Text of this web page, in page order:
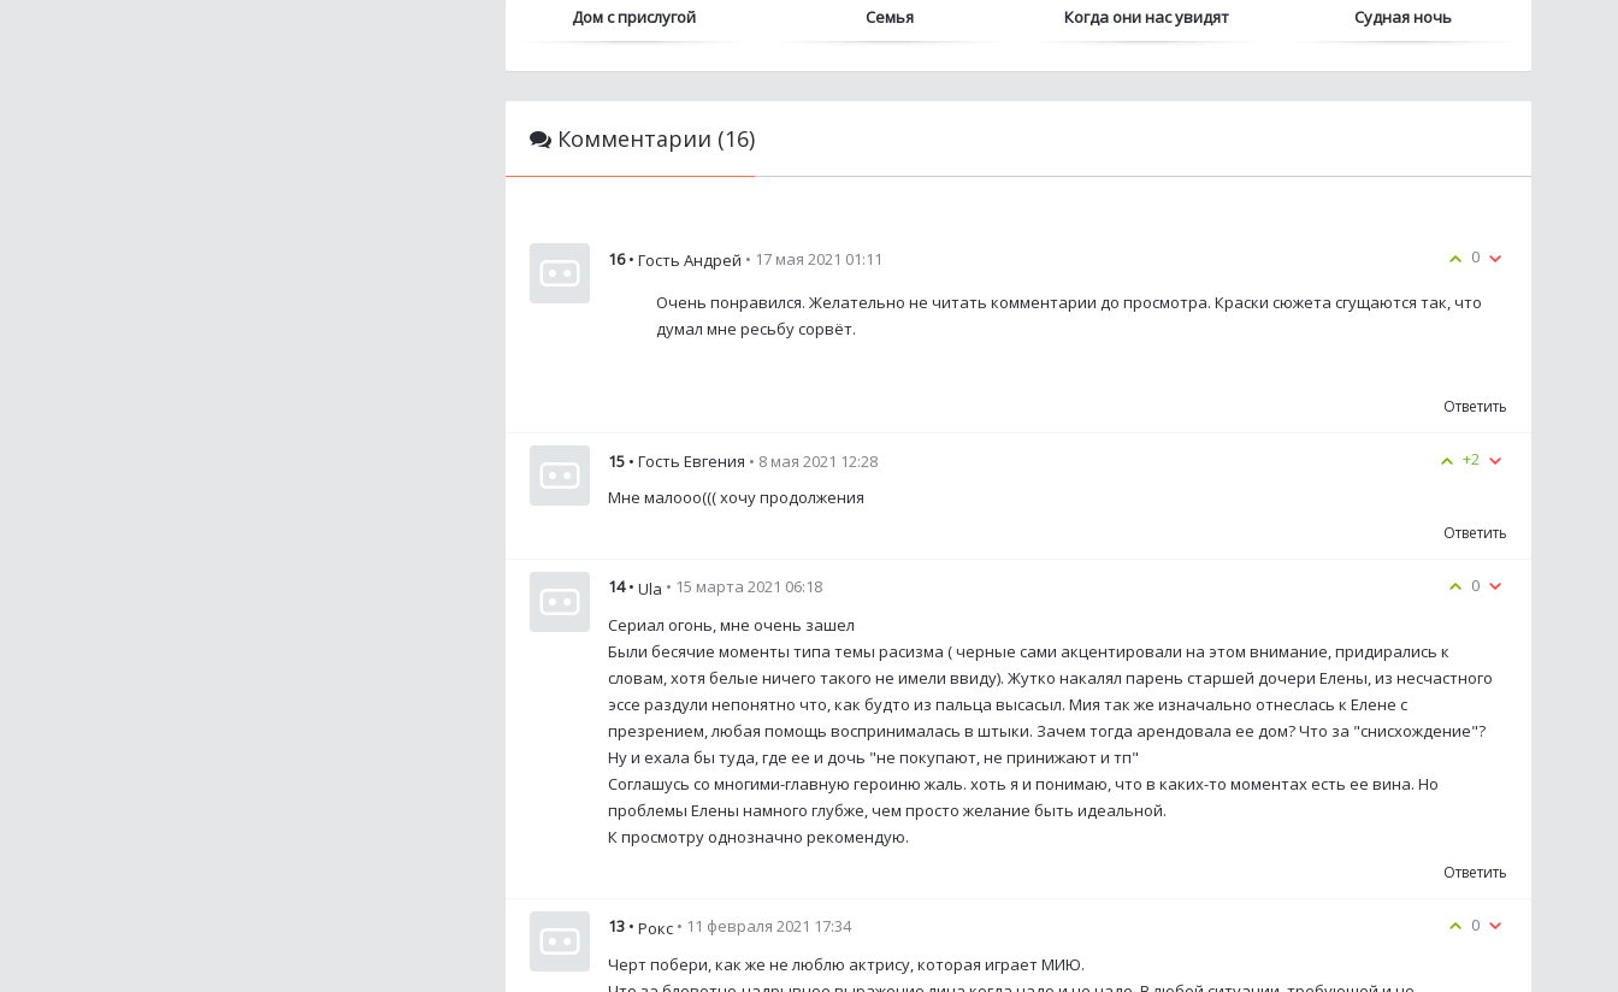
Дом с прислугой Семья Когда они нас увидят Судная ночь
Комментарии (16)
0
16 • Гость Андрей • 17 мая 2021 01:11
Очень понравился. Желательно не читать комментарии до просмотра. Краски сюжета сгущаются так, что
думал мне ресьбу сорвёт.
Ответить
+2
15 • Гость Евгения • 8 мая 2021 12:28
Мне малооо((( хочу продолжения
Ответить
0
14 • Ula • 15 марта 2021 06:18
Сериал огонь, мне очень зашел
Были бесячие моменты типа темы расизма ( черные сами акцентировали на этом внимание, придирались к
словам, хотя белые ничего такого не имели ввиду). Жутко накалял парень старшей дочери Елены, из несчастного
эссе раздули непонятно что, как будто из пальца высасыл. Мия так же изначально отнеслась к Елене с
презрением, любая помощь воспринималась в штыки. Зачем тогда арендовала ее дом? Что за "снисхождение"?
Ну и ехала бы туда, где ее и дочь "не покупают, не принижают и тп"
Соглашусь со многими-главную героиню жаль. хоть я и понимаю, что в каких-то моментах есть ее вина. Но
проблемы Елены намного глубже, чем просто желание быть идеальной.
К просмотру однозначно рекомендую.
Ответить
0
13 • Рокс • 11 февраля 2021 17:34
Черт побери, как же не люблю актрису, которая играет МИЮ.